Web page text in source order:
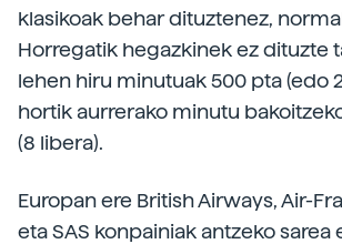
klasikoak behar dituztenez,
Horregatik hegazkinek ez dituzte
lehen hiru minutuak 500 pta (edo
hortik aurrerako minutu
(8 libera).
Europan ere British Airways, Air-
eta SAS konpainiak antzeko sarea